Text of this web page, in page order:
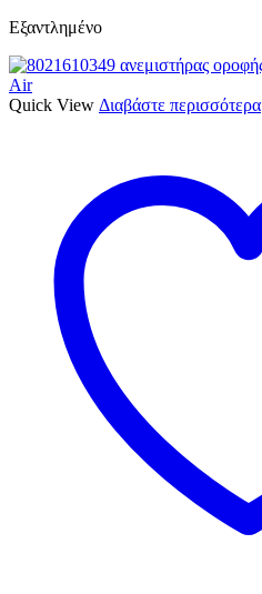
Εξαντλημένο
Quick View Διαβάστε περισσότερα